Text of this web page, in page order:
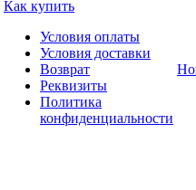
Как купить
Условия оплаты
Условия доставки
Возврат
Реквизиты
Политика
конфиденциальности